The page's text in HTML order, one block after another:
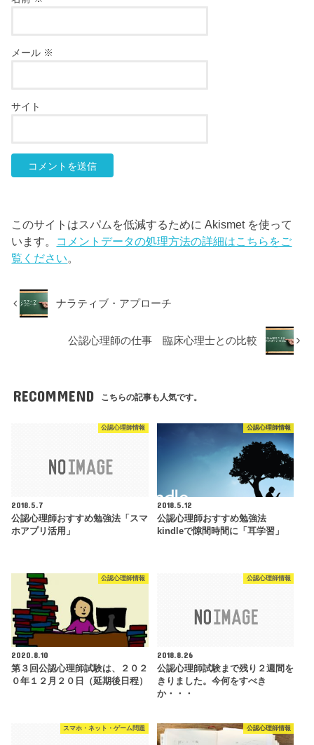
メール ※
サイト
このサイトはスパムを低減するために Akismet を使って
います。 コメントデータの処理方法の詳細はこちらをご
覧ください。
ナラティブ・アプローチ
公認心理師の仕事 臨床心理士との比較
RECOMMEND こちらの記事も人気です。
公認心理師情報
2018.5.7
公認心理師おすすめ勉強法「スマ
ホアプリ活用」
公認心理師情報
2018.5.12
公認心理師おすすめ勉強法
kindleで隙間時間に「耳学習」
公認心理師情報
2020.8.10
第３回公認心理師試験は、２０２
０年１２月２０日（延期後日程）
公認心理師情報
2018.8.26
公認心理師試験まで残り２週間を
きりました。今何をすべき
か・・・
スマホ・ネット・ゲーム問題 公認心理師情報